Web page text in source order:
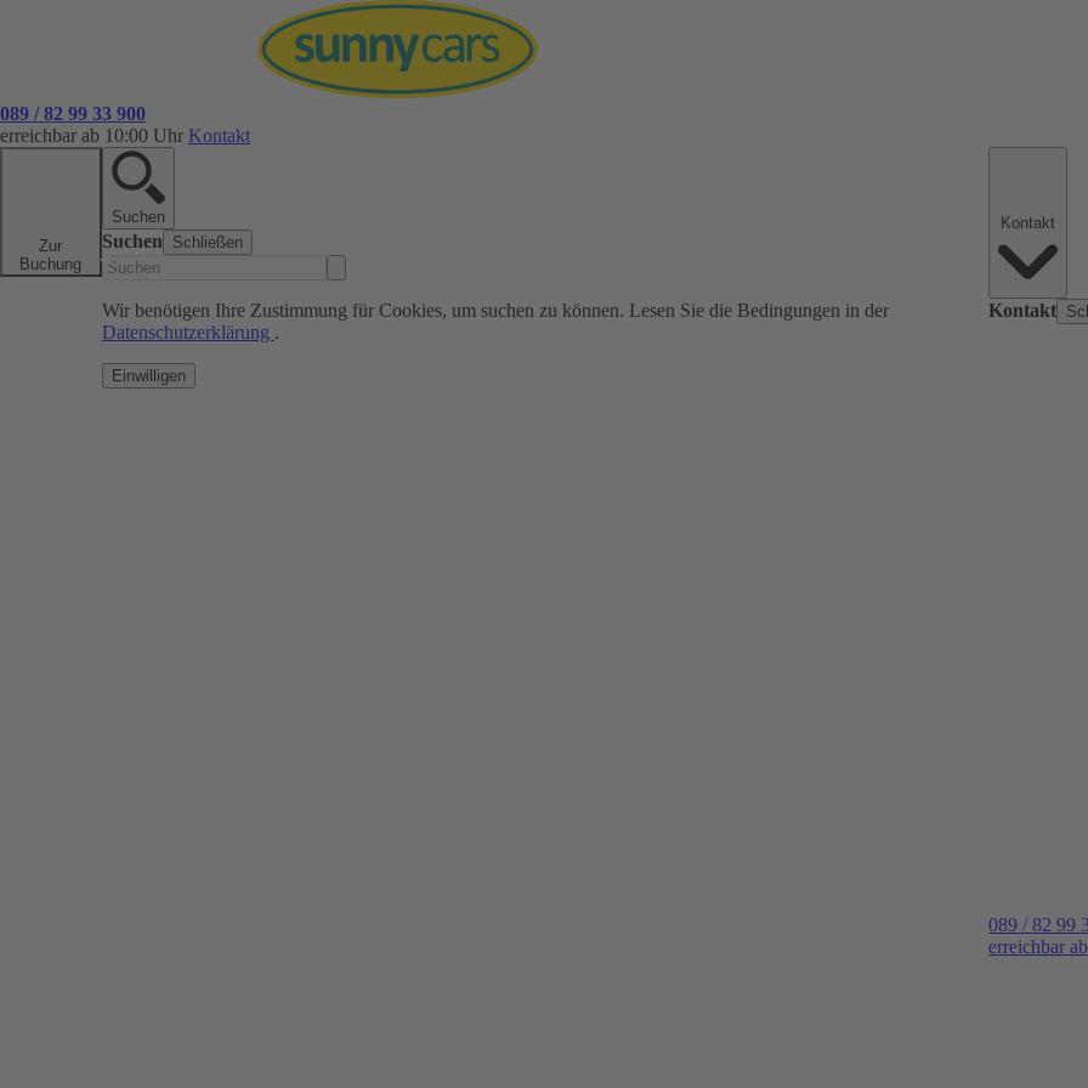
089 / 82 99 33 900
erreichbar ab 10:00 Uhr Kontakt
Zur
Buchung
Suchen
Suchen Schließen
Wir benötigen Ihre Zustimmung für Cookies, um suchen zu können. Lesen Sie die Bedingungen in der
Datenschutzerklärung .
Einwilligen
Kontakt
089 / 82 99
erreichbar